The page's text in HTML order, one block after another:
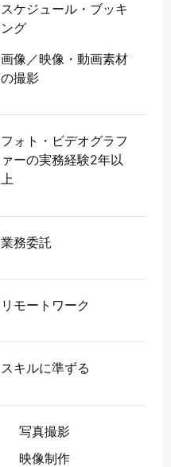
スケジュール・ブッキ
ング
画像／映像・動画素材
の撮影
フォト・ビデオグラフ
ァーの実務経験2年以
上
業務委託
リモートワーク
スキルに準ずる
写真撮影
映像制作